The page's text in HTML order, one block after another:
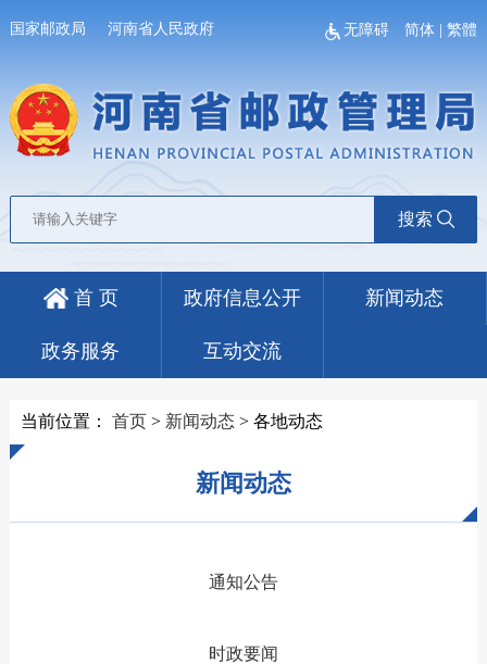
国家邮政局 河南省人民政府 无障碍 简体 |繁體
搜索
首 页 政府信息公开 新闻动态
政务服务 互动交流
当前位置： 首页> 新闻动态> 各地动态
新闻动态
通知公告
时政要闻